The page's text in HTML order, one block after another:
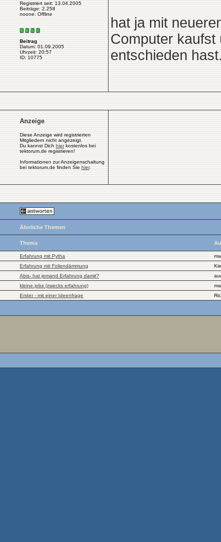
Registriert seit: 13.04.2005
Beiträge: 2.258
noone: Offline
Beitrag
Datum: 01.09.2005
Uhrzeit: 20:57
ID: 10775
hat ja mit
Computer
entschieden
Anzeige
Diese Anzeige wird registrierten
Mitgliedern nicht angezeigt.
Du kannst Dich hierkostenlos bei
tektorum.de registrieren!
Informationen zur Anzeigenschaltung
bei tektorum.de finden Sie hier.
Ähnliche Themen
Thema
Erfahrung mit Pytha
Erfahrung mit Foliendämmung
Abis- hat jemand Erfahrung damit?
kleine jobs (zwecks erfahrung)
Erster - mit einer Ideenfrage